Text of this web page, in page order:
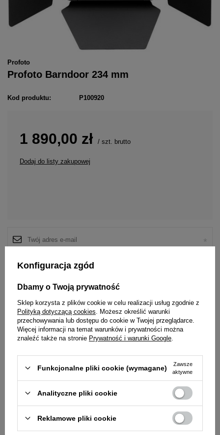
Profoto
Profoto Barndoor 234 mm
Kod produktu: P100920
1 890,00 zł / szt. brutto
Dodaj do listy zakupowej
Dane są przetwarzane zgodnie z
Powiadom o dostępności
Powyższe dane nie są używane do przesyłania newsletterów lub innych
reklam. Włączając powiadomienie zgadzasz się jedynie na wysłanie
Łatwy zwrot towaru w ciągu
dni od zakupu bez podania
Oblicz ratę eRaty Santander Consumer Bank
Konfiguracja zgód
Dbamy o Twoją prywatność
Sklep korzysta z plików cookie w celu realizacji usług zgodnie z
Polityką dotyczącą cookies . Możesz określić warunki
przechowywania lub dostępu do cookie w Twojej przeglądarce.
Więcej informacji na temat warunków i prywatności można
znaleźć także na stronie Prywatność i warunki Google
Funkcjonalne pliki cookie (wymagane)
Zawsze
aktywne
Analityczne pliki cookie
Reklamowe pliki cookie